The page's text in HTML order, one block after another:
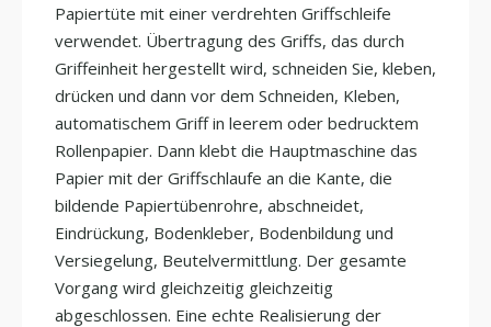
Papiertüte mit einer verdrehten Griffschleife
verwendet. Übertragung des Griffs, das durch
Griffeinheit hergestellt wird, schneiden Sie, kleben,
drücken und dann vor dem Schneiden, Kleben,
automatischem Griff in leerem oder bedrucktem
Rollenpapier. Dann klebt die Hauptmaschine das
Papier mit der Griffschlaufe an die Kante, die
bildende Papiertübenrohre, abschneidet,
Eindrückung, Bodenkleber, Bodenbildung und
Versiegelung, Beutelvermittlung. Der gesamte
Vorgang wird gleichzeitig gleichzeitig
abgeschlossen. Eine echte Realisierung der